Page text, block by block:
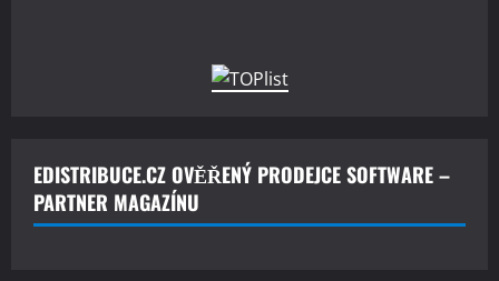
EDISTRIBUCE.CZ OVĚŘENÝ PRODEJCE SOFTWARE –
PARTNER MAGAZÍNU